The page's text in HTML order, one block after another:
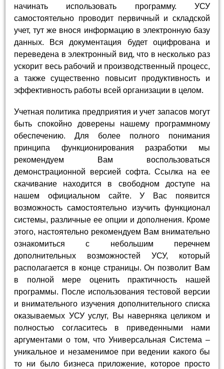
начинать использовать программу. УСУ
самостоятельно проводит первичный и складской
учет, тут же внося информацию в электронную базу
данных. Вся документация будет оцифрована и
переведена в электронный вид, что в несколько раз
ускорит весь рабочий и производственный процесс,
а также существенно повысит продуктивность и
эффективность работы всей организации в целом.
Учетная политика предприятия и учет запасов могут
быть спокойно доверены нашему программному
обеспечению. Для более полного понимания
принципа функционирования разработки мы
рекомендуем Вам воспользоваться
демонстрационной версией софта. Ссылка на ее
скачивание находится в свободном доступе на
нашем официальном сайте. У Вас появится
возможность самостоятельно изучить функционал
системы, различные ее опции и дополнения. Кроме
этого, настоятельно рекомендуем Вам внимательно
ознакомиться с небольшим перечнем
дополнительных возможностей УСУ, который
располагается в конце страницы. Он позволит Вам
в полной мере оценить практичность нашей
программы. После использования тестовой версии
и внимательного изучения дополнительного списка
оказываемых УСУ услуг, Вы наверняка целиком и
полностью согласитесь в приведенными нами
аргументами о том, что Универсальная Система –
уникальное и незаменимое при ведении какого бы
то ни было бизнеса приложение, которое просто